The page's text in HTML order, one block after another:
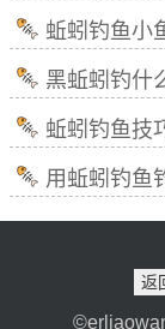
蚯蚓钓鱼小
黑蚯蚓钓什
蚯蚓钓鱼技
用蚯蚓钓鱼
返